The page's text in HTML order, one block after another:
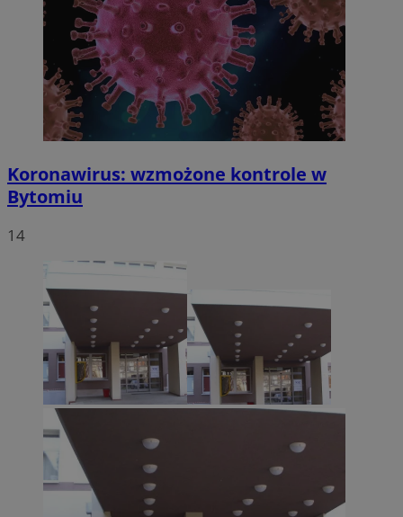
Koronawirus: wzmożone kontrole w
Bytomiu
14